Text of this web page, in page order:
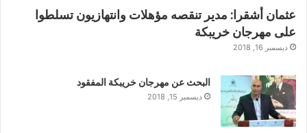
عثمان أشقرا: مدير تنقصه مؤهلات وانتهازيون تسلطوا
على مهرجان خريبكة
ديسمبر 16, 2018
البحث عن مهرجان خريبكة المفقود
ديسمبر 15, 2018